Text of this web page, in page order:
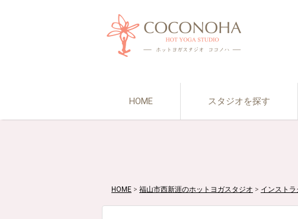
HOME スタジオを探す
HOME > 福山市西新涯のホットヨガスタジオ > インスト